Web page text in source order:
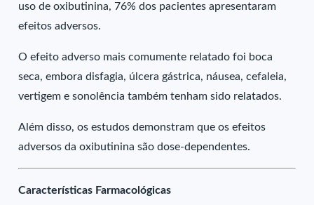
uso de oxibutinina, 76% dos pacientes apresentaram
efeitos adversos.
O efeito adverso mais comumente relatado foi boca
seca, embora disfagia, úlcera gástrica, náusea, cefaleia,
vertigem e sonolência também tenham sido relatados.
Além disso, os estudos demonstram que os efeitos
adversos da oxibutinina são dose-dependentes.
Características Farmacológicas